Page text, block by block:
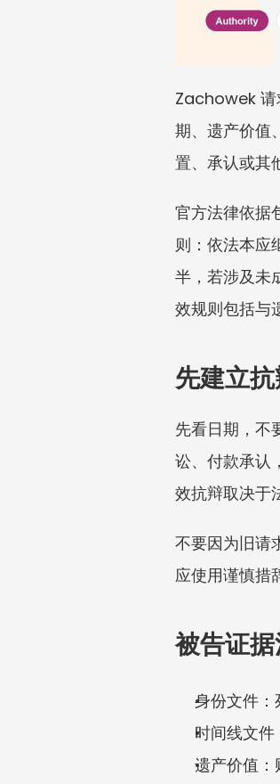
Zachowek 请
期、遗产价值
置、承认或其
官方法律依据
则：依法本应
半，若涉及未
效规则包括与
先建立
先看日期，不
讼、付款承认
效抗辩取决于
不要因为旧请
应使用谨慎措
被告证
身份文件：
时间线文件
遗产价值：